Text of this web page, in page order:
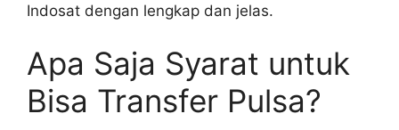
Indosat dengan lengkap dan jelas.
Apa Saja Syarat untuk
Bisa Transfer Pulsa?